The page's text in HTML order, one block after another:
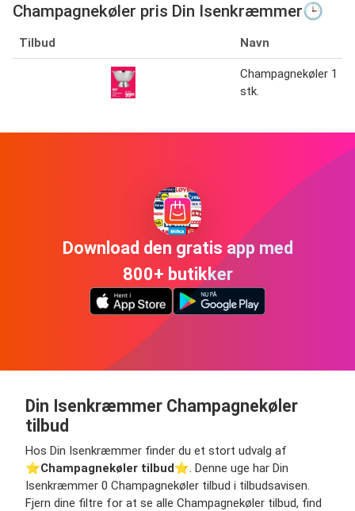
Champagnekøler pris Din Isenkræmmer🕒
Tilbud Navn
Champagnekøler 1
stk.
Download den gratis app med
800+ butikker
Din Isenkræmmer Champagnekøler
tilbud
Hos Din Isenkræmmer finder du et stort udvalg af
⭐️Champagnekøler tilbud⭐️. Denne uge har Din
Isenkræmmer 0 Champagnekøler tilbud i tilbudsavisen.
Fjern dine filtre for at se alle Champagnekøler tilbud, find